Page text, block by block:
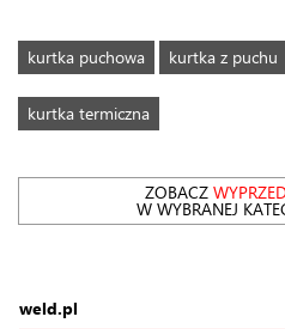
kurtka puchowa kurtka z puchu
kurtka termiczna
ZOBACZ
W WYBRANEJ
weld.pl